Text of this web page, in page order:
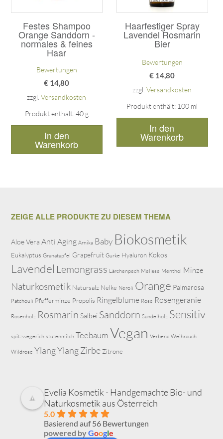
Festes Shampoo
Orange Sanddorn -
normales & feines
Haar
Bewertungen
€ 14,80
zzgl.Versandkosten
Produkt enthält: 40 g
In den
Warenkorb
Haarfestiger Spray
Lavendel Rosmarin
Bier
Bewertungen
€ 14,80
zzgl.Versandkosten
Produkt enthält: 100 ml
In den
Warenkorb
ZEIGE ALLE PRODUKTE ZU DIESEM THEMA
Aloe Vera Anti Aging Arnika Baby Biokosmetik
Eukalyptus Granatapfel Grapefruit Gurke Hyaluron Kokos
Lavendel Lemongrass Lärchenpech Melisse Menthol Minze
Naturkosmetik Natursalz Nelke Neroli Orange Palmarosa
Patchouli Pfefferminze Propolis Ringelblume Rose Rosengeranie
Rosenholz Rosmarin Salbei Sanddorn Sandelholz Sensitiv
spitzwegerich stutenmilch TeebaumVegan Verbena Weihrauch
Wildrose Ylang YlangZirbe Zitrone
Evelia Kosmetik - Handgemachte Bio- und
Naturkosmetik aus Österreich
5.0
Basierend auf 56 Bewertungen
powered byGoogle